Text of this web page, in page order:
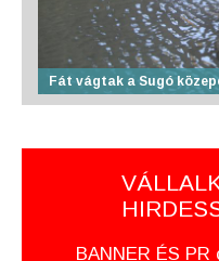
Fát vágtak a Sugó
BANNER ÉS